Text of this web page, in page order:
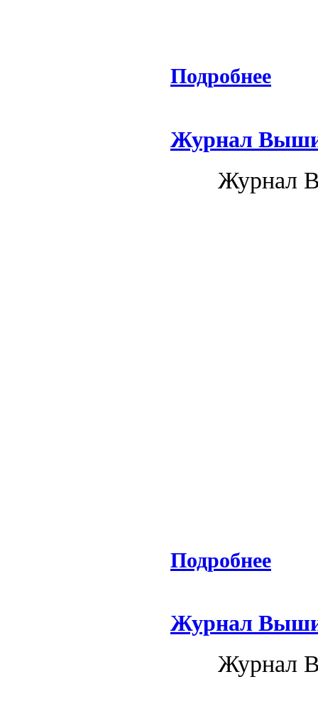
Подробнее
Журнал
Журнал
Подробнее
Журнал
Журнал